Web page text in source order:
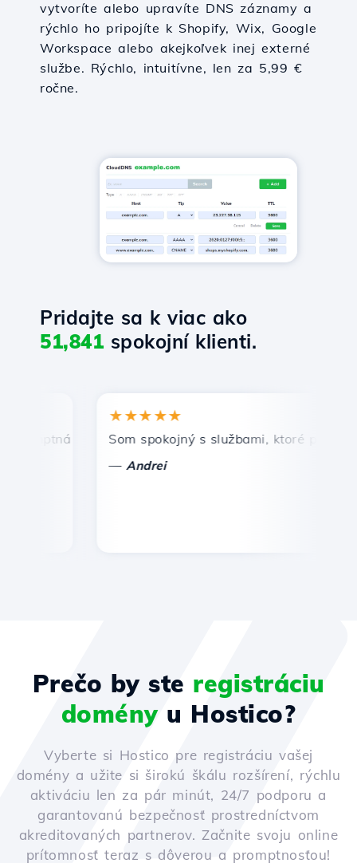
vytvoríte alebo upravíte DNS záznamy a
rýchlo ho pripojíte k Shopify, Wix, Google
Workspace alebo akejkoľvek inej externé
službe. Rýchlo, intuitívne, len za 5,99 €
ročne.
Pridajte sa k viac ako
51,841 spokojní klienti.
a efektívna technická podpora.
★★★★★
Som spokojný s službami, ktoré ponúka
Andrei
Prečo by ste registráciu
doményu Hostico?
Vyberte si Hostico pre registráciu vašej
domény a užite si širokú škálu rozšírení, rýchlu
aktiváciu len za pár minút, 24/7 podporu a
garantovanú bezpečnosť prostredníctvom
akreditovaných partnerov. Začnite svoju online
prítomnosť teraz s dôverou a promptnosťou!